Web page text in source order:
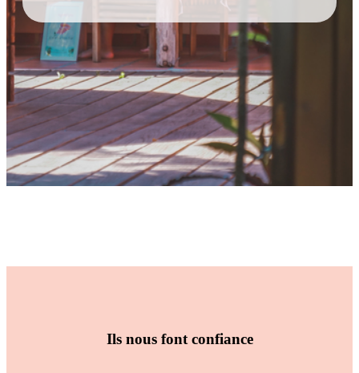
Ils nous font confiance